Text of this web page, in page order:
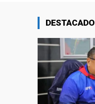
DESTACADO